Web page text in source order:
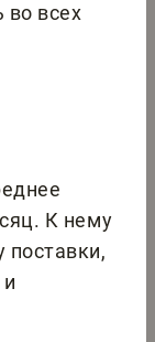
во всех
К нему
поставки,